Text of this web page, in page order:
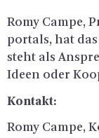
Romy Campe,
por­tals, hat
steht als
Ideen oder
Kon­takt:
Romy Campe,